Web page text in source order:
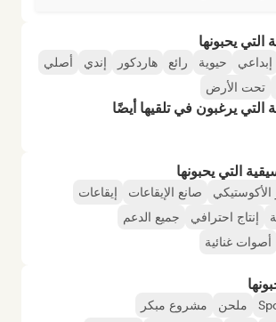
التي يحبونها
إبداعي حيوية رائع هاردكور إندي
أصلي
تحت الأرض
التي يرغبون في تلقيها أيضًا
التي يحبونها
الأكوستيكي صانع الإيقاعات
إيقاعات
إنتاج احترافي
جميع الدعم
أصوات غنائية
ملحن
مشروع مبكر